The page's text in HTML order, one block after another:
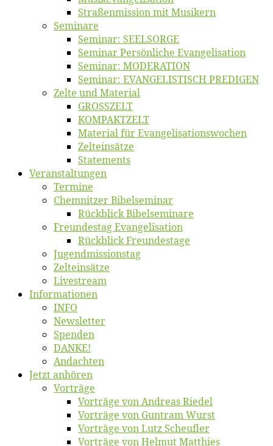
Straßenmis­sion mit Musikern
Se­mi­na­re
Se­mi­nar: SEELSORGE
Se­mi­nar Per­sön­li­che Evangelisation
Se­mi­nar: MODERATION
Se­mi­nar: EVANGELISTISCH PREDIGEN
Zel­te und Material
GROSSZELT
KOMPAKTZELT
Ma­te­ri­al für Evangelisationswochen
Zelt­ein­sät­ze
State­ments
Ver­an­stal­tun­gen
Ter­mi­ne
Chemnit­zer Bibelseminar
Rück­blick Bibelseminare
Freun­des­tag Evangelisation
Rück­blick Freundestage
Jugend­mis­sions­tag
Zelt­ein­sät­ze
Live­stream
Informatio­nen
INFO
News­let­ter
Spen­den
DANKE!
An­dach­ten
Jetzt an­hö­ren
Vor­trä­ge
Vor­trä­ge von An­dre­as Riedel
Vor­trä­ge von Gun­tram Wurst
Vor­trä­ge von Lutz Scheufler
Vor­trä­ge von Hel­mut Matthies